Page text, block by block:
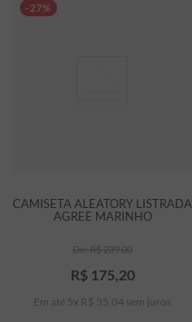
-27%
CAMISETA ALEATORY LISTRADA
AGREE MARINHO
R$239,00
R$ 175,20
Em até 5 x R$ 35 04 sem juros